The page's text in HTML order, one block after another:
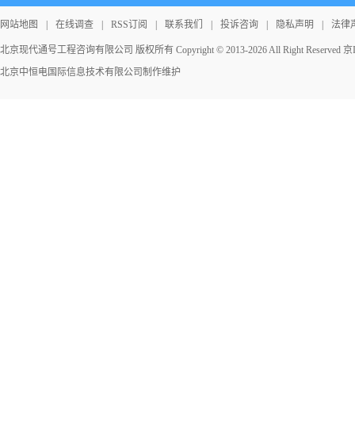
网站地图 在线调查 RSS订阅 联系我们 投诉咨询 隐私声明 法律
北京现代通号工程咨询有限公司 版权所有 Copyright © 2013-2026 All Right Reserved 京
北京中恒电国际信息技术有限公司 制作维护